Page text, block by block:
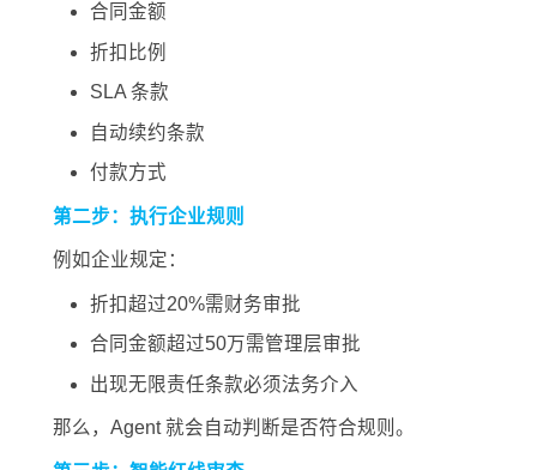
合同金额
折扣比例
SLA 条款
自动续约条款
付款方式
第二步：执行企业规则
例如企业规定：
折扣超过20%需财务审批
合同金额超过50万需管理层审批
出现无限责任条款必须法务介入
那么，Agent 就会自动判断是否符合规则。